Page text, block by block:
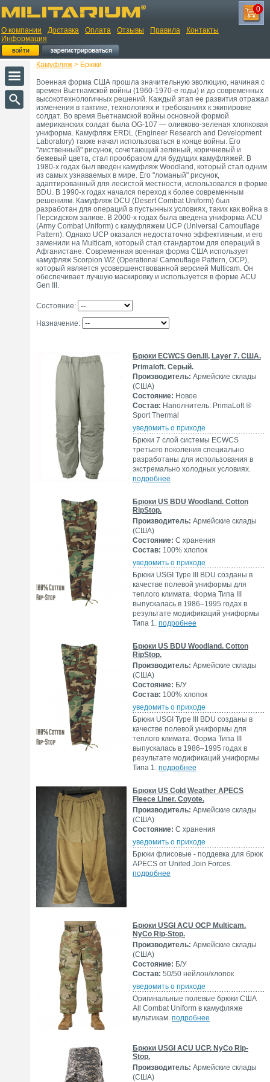
О компании Доставка Оплата Отзывы Правила
Контакты
Информация
0
Камуфляж > Брюки
Военная форма США прошла значительную эволюцию, начиная с
времен Вьетнамской войны (1960-1970-е годы) и до современных
высокотехнологичных решений. Каждый этап ее развития отражал
изменения в тактике, технологиях и требованиях к экипировке
солдат. Во время Вьетнамской войны основной формой
американских солдат была OG-107 — оливково-зеленая хлопковая
униформа. Камуфляж ERDL (Engineer Research and Development
Laboratory) также начал использоваться в конце войны. Его
"лиственный" рисунок, сочетающий зеленый, коричневый и
бежевый цвета, стал прообразом для будущих камуфляжей. В
1980-х годах был введен камуфляж Woodland, который стал одним
из самых узнаваемых в мире. Его "ломаный" рисунок,
адаптированный для лесистой местности, использовался в форме
BDU. В 1990-х годах начался переход к более современным
решениям. Камуфляж DCU (Desert Combat Uniform) был
разработан для операций в пустынных условиях, таких как война в
Персидском заливе. В 2000-х годах была введена униформа ACU
(Army Combat Uniform) с камуфляжем UCP (Universal Camouflage
Pattern). Однако UCP оказался недостаточно эффективным, и его
заменили на Multicam, который стал стандартом для операций в
Афганистане. Современная военная форма США использует
камуфляж Scorpion W2 (Operational Camouflage Pattern, OCP),
который является усовершенствованной версией Multicam. Он
обеспечивает лучшую маскировку и используется в форме ACU
Gen III.
Состояние:
Назначение:
Брюки ECWCS Gen.III, Layer 7. США.
Primaloft. Серый.
Производитель: Армейские склады
(США)
Состояние: Новое
Состав: Наполнитель: PrimaLoft ®
Sport Thermal
уведомить о приходе
Брюки 7 слой системы ECWCS
третьего поколения специально
разработаны для использования в
экстремально холодных условиях.
подробнее
Брюки US BDU Woodland. Cotton
RipStop.
Производитель: Армейские склады
(США)
Состояние: С хранения
Состав: 100% хлопок
уведомить о приходе
Брюки USGI Type III BDU созданы в
качестве полевой униформы для
теплого климата. Форма Типа III
выпускалась в 1986–1995 годах в
результате модификаций униформы
Типа 1. подробнее
Брюки US BDU Woodland. Cotton
RipStop.
Производитель: Армейские склады
(США)
Состояние: Б/У
Состав: 100% хлопок
уведомить о приходе
Брюки USGI Type III BDU созданы в
качестве полевой униформы для
теплого климата. Форма Типа III
выпускалась в 1986–1995 годах в
результате модификаций униформы
Типа 1. подробнее
Брюки US Cold Weather APECS
Fleece Liner. Coyote.
Производитель: Армейские склады
(США)
Состояние: С хранения
уведомить о приходе
Брюки флисовые - поддевка для брюк
APECS от United Join Forces.
подробнее
Брюки USGI ACU OCP Multicam.
NyCo Rip-Stop.
Производитель: Армейские склады
(США)
Состояние: Б/У
Состав: 50/50 нейлон/хлопок
уведомить о приходе
Оригинальные полевые брюки США
All Combat Uniform в камуфляже
мультикам. подробнее
Брюки USGI ACU UCP. NyCo Rip-
Stop.
Производитель: Армейские склады
(США)